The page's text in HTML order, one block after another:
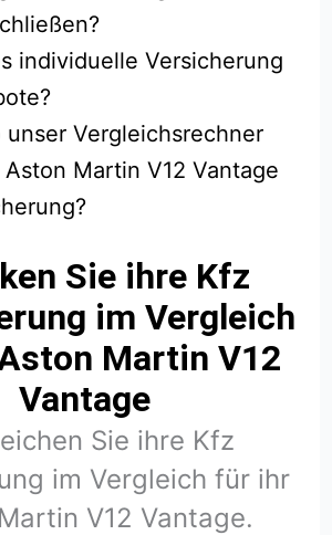
individuelle Versicherung
unser Vergleichsrechner
Martin V12 Vantage
Sie ihre Kfz
im Vergleich
Martin V12
Vantage
Sie ihre Kfz
im Vergleich für ihr
V12 Vantage.